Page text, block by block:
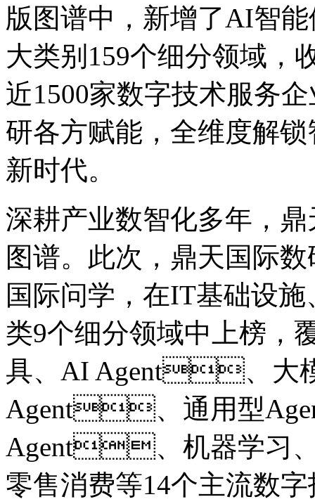
版图谱中，新增了AI智能
大类别159个细分领域，
近1500家数字技术服务企业
研各方赋能，全维度解
新时代。
深耕产业数智化多年
图谱。此次，鼎天国际
国际问学，在IT基础设施
类9个细分领域中上榜，
具、AI Agent、大
Agent、通用型
Agent、机器学习、数
零售消费等14个主流数字